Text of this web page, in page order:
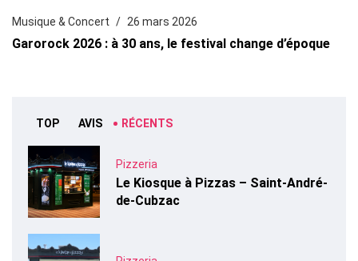
Musique & Concert 26 mars 2026
Garorock 2026 : à 30 ans, le festival change d’époque
TOP AVIS RÉCENTS
Pizzeria
Le Kiosque à Pizzas – Saint-André-
de-Cubzac